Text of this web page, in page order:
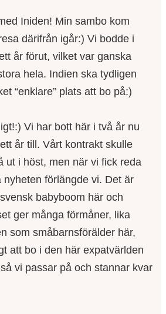
Iniden! Min sambo kom
därifrån igår:) Vi bodde i
år förut, vilket var ganska
hela. Indien ska tydligen
“enklare” plats att bo på:)
Vi har bott här i två år nu
år till. Vårt kontrakt skulle
ut i höst, men när vi fick reda
nyheten förlängde vi. Det är
babyboom här och
ger många förmåner, lika
som småbarnsförälder här,
att bo i den här expatvärlden
vi passar på och stannar kvar